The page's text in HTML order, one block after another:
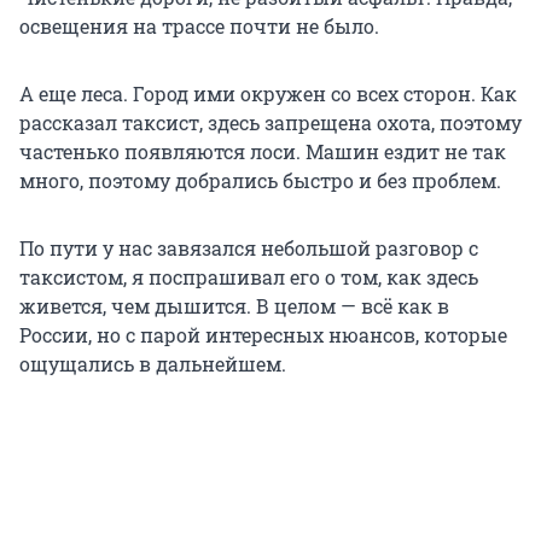
освещения на трассе почти не было.
А еще леса. Город ими окружен со всех сторон. Как
рассказал таксист, здесь запрещена охота, поэтому
частенько появляются лоси. Машин ездит не так
много, поэтому добрались быстро и без проблем.
По пути у нас завязался небольшой разговор с
таксистом, я поспрашивал его о том, как здесь
живется, чем дышится. В целом — всё как в
России, но с парой интересных нюансов, которые
ощущались в дальнейшем.